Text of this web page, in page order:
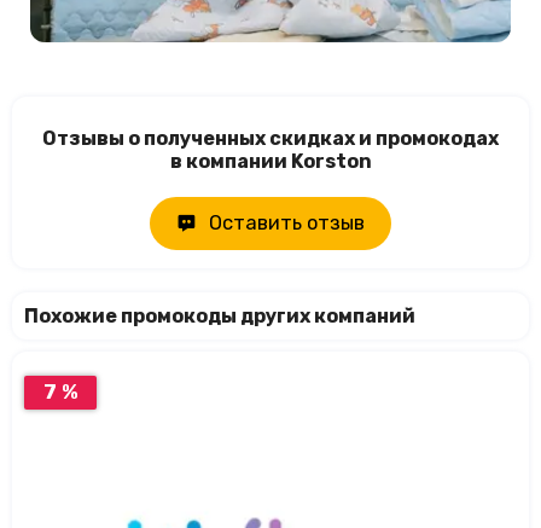
Отзывы о полученных скидках и промокодах
в компании Korston
Оставить отзыв
Похожие промокоды других компаний
7 %